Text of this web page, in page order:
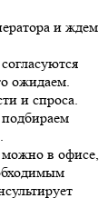
и ждем
ожидаем.
и спроса.
в офисе,